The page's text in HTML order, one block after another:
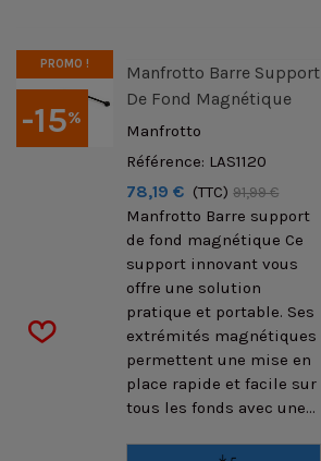
-15%
PROMO !
Manfrotto Barre Support
De Fond Magnétique
Manfrotto
Référence: LAS1120
78,19 € (TTC) 91,99 €
Manfrotto Barre support
de fond magnétique Ce
support innovant vous
offre une solution
pratique et portable. Ses
extrémités magnétiques
permettent une mise en
place rapide et facile sur
tous les fonds avec une...